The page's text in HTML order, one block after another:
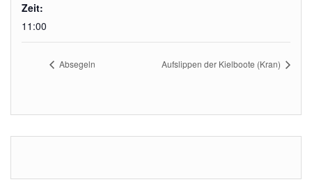
Zeit:
11:00
Absegeln Aufslippen der Kielboote (Kran)